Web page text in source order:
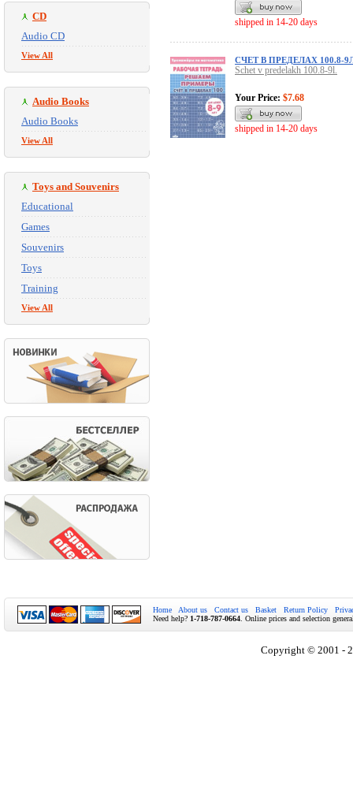
CD
Audio CD
View All
Audio Books
Audio Books
View All
Toys and Souvenirs
Educational
Games
Souvenirs
Toys
Training
View All
shipped in 14-20 days
СЧЕТ В ПРЕДЕЛАХ 100.8-
Schet v predelakh 100.8-9l.
Your Price: $7.68
shipped in 14-20 days
Home About us Contact us Basket Return Policy
Need help? 1-718-787-0664 . Online prices and selection
Copyright © 2001 -